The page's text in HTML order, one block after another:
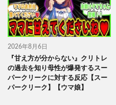
2026年8月6日
『甘え方が分からない』クリトレ
の過去を知り母性が爆発するスー
パークリークに対する反応【スー
パークリーク】【ウマ娘】